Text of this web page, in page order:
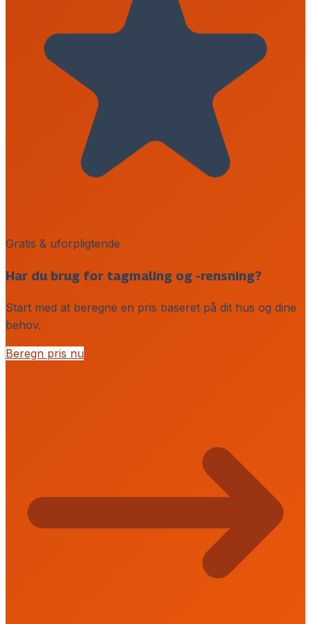
Gratis & uforpligtende
Har du brug for tagmaling og -rensning?
Start med at beregne en pris baseret på dit hus og dine
behov.
Beregn pris nu